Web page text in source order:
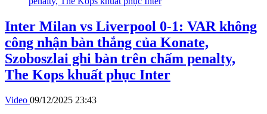
Inter Milan vs Liverpool 0-1: VAR không
công nhận bàn thắng của Konate,
Szoboszlai ghi bàn trên chấm penalty,
The Kops khuất phục Inter
Video 09/12/2025 23:43